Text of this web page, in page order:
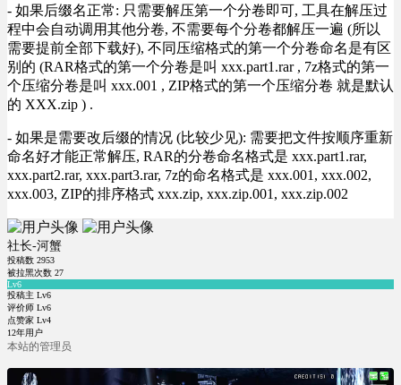
- 如果后缀名正常: 只需要解压第一个分卷即可, 工具在解压过
程中会自动调用其他分卷, 不需要每个分卷都解压一遍 (所以
需要提前全部下载好), 不同压缩格式的第一个分卷命名是有区
别的 (RAR格式的第一个分卷是叫 xxx.part1.rar , 7z格式的第一
个压缩分卷是叫 xxx.001 , ZIP格式的第一个压缩分卷 就是默认
的 XXX.zip ) .
- 如果是需要改后缀的情况 (比较少见): 需要把文件按顺序重新
命名好才能正常解压, RAR的分卷命名格式是 xxx.part1.rar,
xxx.part2.rar, xxx.part3.rar, 7z的命名格式是 xxx.001, xxx.002,
xxx.003, ZIP的排序格式 xxx.zip, xxx.zip.001, xxx.zip.002
社长-河蟹
投稿数 2953
被拉黑次数 27
Lv6
投稿主 Lv6
评价师 Lv6
点赞家 Lv4
12年用户
本站的管理员